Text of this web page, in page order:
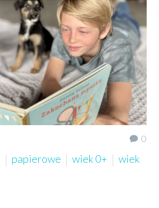
0
papierowe wiek 0+
wiek